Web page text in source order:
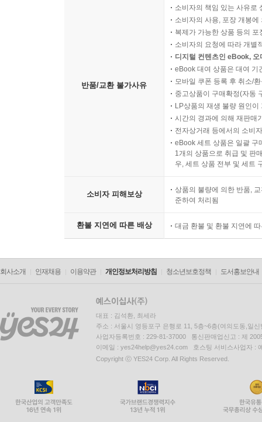
반품/교환 불가사유
소비자의 책임 있는 사유로
소비자의 사용, 포장 개봉
복제가 가능한 상품 등의
소비자의 요청에 따라 개별
디지털 컨텐츠인 eBook,
eBook 대여 상품은 대여 기
모바일 쿠폰 등록 후 취소/
중고상품이 구매확정(자동
LP상품의 재생 불량 원인
시간의 경과에 의해 재판매
전자상거래 등에서의 소비
eBook 세트 상품은 일괄 구
1개의 상품으로 취급 및 판
우, 세트 상품 전부 및 세트
소비자 피해보상
상품의 불량에 의한 반품,
준하여 처리됨
환불 지연에 따른 배상 대금 환불 및 환불 지연에
회사소개 인재채용 이용약관 개인정보처리방침 청소년보호정책 도서홍보안내
대표 : 김석환, 최세라
주소 : 서울시 영등포구 은행로 11, 5층~6층(여의도동,일신
사업자등록번호 : 229-81-37000 통신판매업신고 : 제
이메일 : yes24help@yes24.com 호스팅 서비스사업자 :
Copyright ⓒ YES24 Corp. All Rights Reserved.